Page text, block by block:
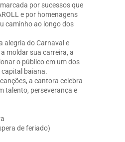
por sucessos que
e por homenagens
caminho ao longo dos
alegria do Carnaval e
moldar sua carreira, a
o público em um dos
baiana.
a cantora celebra
talento, perseverança e
de feriado)